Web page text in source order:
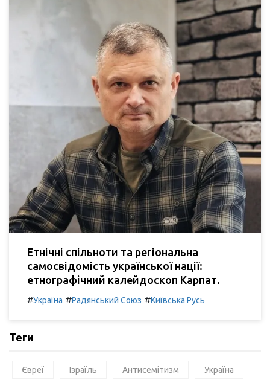
Етнічні спільноти та регіональна
самосвідомість української нації:
етнографічний калейдоскоп Карпат.
#Україна #Радянський Союз #Київська Русь
Теги
Євреї Ізраїль Антисемітизм Україна